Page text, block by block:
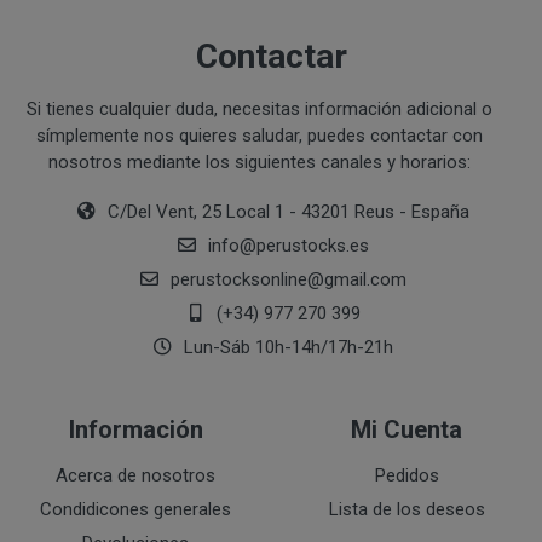
Contactar
Si tienes cualquier duda, necesitas información adicional o
símplemente nos quieres saludar, puedes contactar con
nosotros mediante los siguientes canales y horarios:
C/Del Vent, 25 Local 1 - 43201 Reus - España
info@perustocks.es
perustocksonline@gmail.com
(+34) 977 270 399
Lun-Sáb 10h-14h/17h-21h
Información
Acerca de nosotros
Condidicones generales
Mi Cuenta
Pedidos
Lista de los deseos
Interés legítimo del responsable
¿A qué destinatarios se comunicarán sus datos?
PROCESO DE COMPRA Y/O CONTRATACIÓN
edad.
Además será preciso que el cliente se registre en
contratación; datos que en cualquier caso serán
que el cliente deberá consentir expresamente
PERUSTOCKS.
Los pasos a seguir para realizar la compra son:
newsletter. En la dirección del correo
identifica..